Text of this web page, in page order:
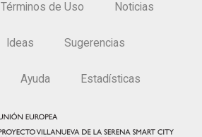
Términos de Uso Noticias
Ideas Sugerencias
Ayuda Estadísticas